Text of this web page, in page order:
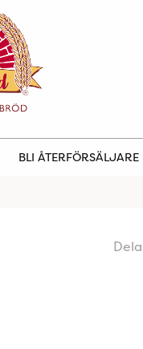
BLI ÅTERFÖRSÄLJARE